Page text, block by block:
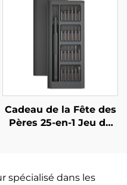
Cadeau de la Fête des
Pères 25-en-1 Jeu de
spécialisé dans les